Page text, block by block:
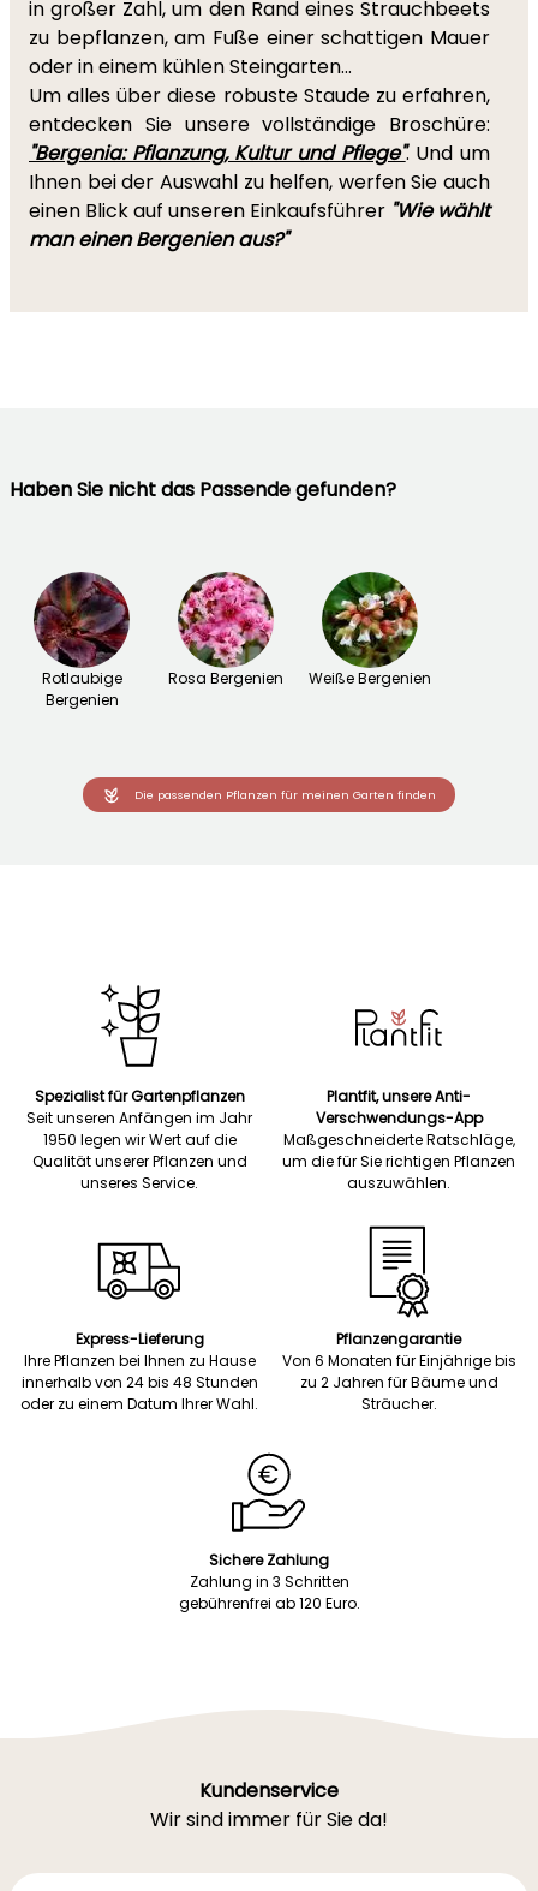
in großer Zahl, um den Rand eines Strauchbeets
zu bepflanzen, am Fuße einer schattigen Mauer
oder in einem kühlen Steingarten...
Um alles über diese robuste Staude zu erfahren,
entdecken Sie unsere vollständige Broschüre:
"Bergenia: Pflanzung, Kultur und Pflege". Und um
Ihnen bei der Auswahl zu helfen, werfen Sie auch
einen Blick auf unseren Einkaufsführer "Wie wählt
man einen Bergenien aus?"
Haben Sie nicht das Passende gefunden?
Rotlaubige
Bergenien
Rosa Bergenien Weiße Bergenien
Die passenden Pflanzen für meinen Garten finden
Spezialist für Gartenpflanzen
Seit unseren Anfängen im Jahr
1950 legen wir Wert auf die
Qualität unserer Pflanzen und
unseres Service.
Plantfit, unsere Anti-
Verschwendungs-App
Maßgeschneiderte Ratschläge,
um die für Sie richtigen Pflanzen
auszuwählen.
Express-Lieferung
Ihre Pflanzen bei Ihnen zu Hause
innerhalb von 24 bis 48 Stunden
oder zu einem Datum Ihrer Wahl.
Pflanzengarantie
Von 6 Monaten für Einjährige bis
zu 2 Jahren für Bäume und
Sträucher.
Sichere Zahlung
Zahlung in 3 Schritten
gebührenfrei ab 120 Euro.
Kundenservice
Wir sind immer für Sie da!